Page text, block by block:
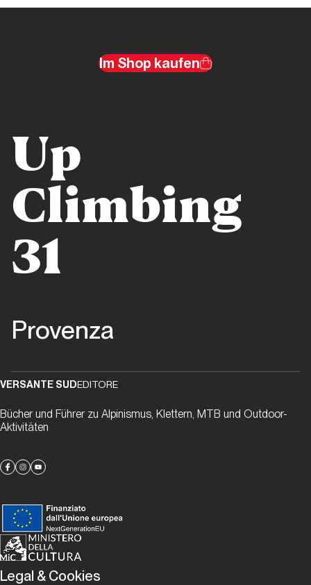
regno di
dell’estremo
Ponente
Ligure
Verdon
senza
Storia
“Snoopinette”
Personaggi
Seb
e
Buoux
Up
Climbing
31
Provenza
Im Shop kaufen
VERSANTE SUDEDITORE
Bücher und Führer zu Alpinismus, Klettern, MTB und Outdoor-
Aktivitäten
Legal & Cookies